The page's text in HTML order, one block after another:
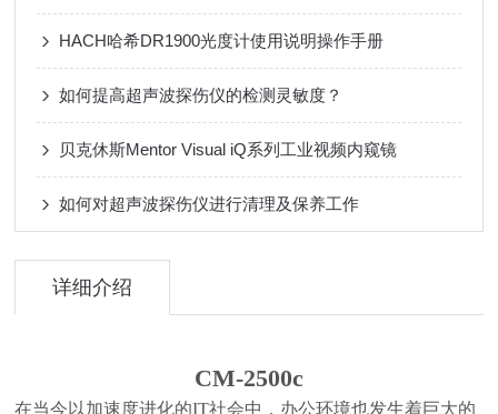
HACH哈希DR1900光度计使用说明操作手册
如何提高超声波探伤仪的检测灵敏度？
贝克休斯Mentor Visual iQ系列工业视频内窥镜
如何对超声波探伤仪进行清理及保养工作
详细介绍
CM-2500c
在当今以加速度进化的IT社会中，办公环境也发生着巨大的